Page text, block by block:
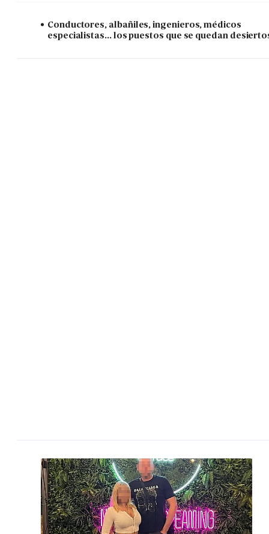
Conductores, albañiles, ingenieros, médicos
especialistas... los puestos que se quedan